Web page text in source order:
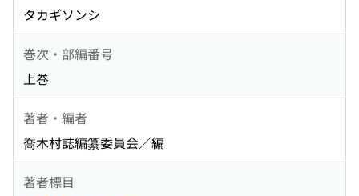
タカギソンシ
巻次・部編番号
上巻
著者・編者
喬木村誌編纂委員会／編
著者標目